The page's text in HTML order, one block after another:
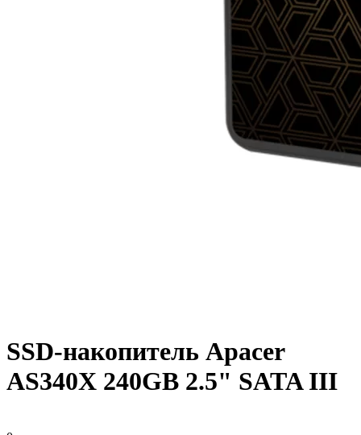
SSD-накопитель Apacer
AS340X 240GB 2.5" SATA III